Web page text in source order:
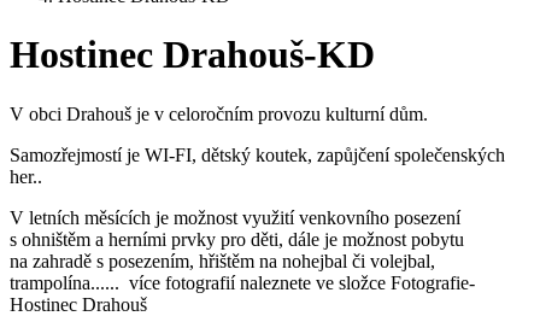
Hostinec Drahouš-KD
V obci Drahouš je v celoročním provozu kulturní dům.
Samozřejmostí je WI-FI, dětský koutek, zapůjčení společenských
her..
V letních měsících je možnost využití venkovního posezení
s ohništěm a herními prvky pro děti, dále je možnost pobytu
na zahradě s posezením, hřištěm na nohejbal či volejbal,
trampolína...... více fotografií naleznete ve složce Fotografie-
Hostinec Drahouš